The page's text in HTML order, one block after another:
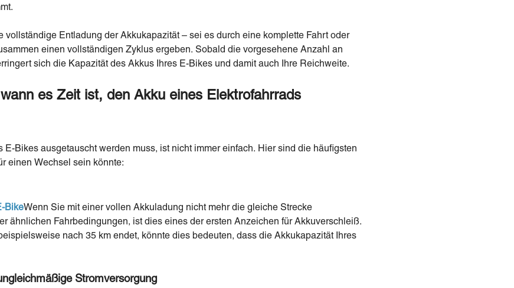
vollständige Entladung der Akkukapazität – sei es durch eine komplette Fahrt oder
einen vollständigen Zyklus ergeben. Sobald die vorgesehene Anzahl an
sich die Kapazität des Akkus Ihres E-Bikes und damit auch Ihre Reichweite.
es Zeit ist, den Akku eines Elektrofahrrads
E-Bikes ausgetauscht werden muss, ist nicht immer einfach. Hier sind die häufigsten
einen Wechsel sein könnte:
BikeWenn Sie mit einer vollen Akkuladung nicht mehr die gleiche Strecke
ähnlichen Fahrbedingungen, ist dies eines der ersten Anzeichen für Akkuverschleiß.
nach 35 km endet, könnte dies bedeuten, dass die Akkukapazität Ihres
Stromversorgung